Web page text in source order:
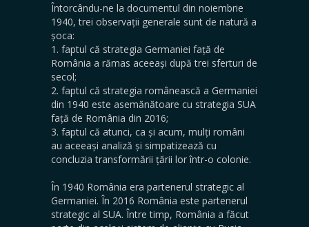
Întorcându-ne la documentul din noiembrie
1940, trei observații generale sunt de natură a
șoca:
1. faptul că strategia Germaniei față de
România a rămas aceeași după trei sferturi de
secol;
2. faptul că strategia românească a Germaniei
din 1940 este asemănătoare cu strategia SUA
față de România din 2016;
3. faptul că atunci, ca și acum, mulți români
au aceeași analiză și simpatizează cu
concluzia transformării țării lor într-o colonie.
În 1940 România era partenerul strategic al
Germaniei. În 2016 România este partenerul
strategic al SUA. Între timp, România a făcut